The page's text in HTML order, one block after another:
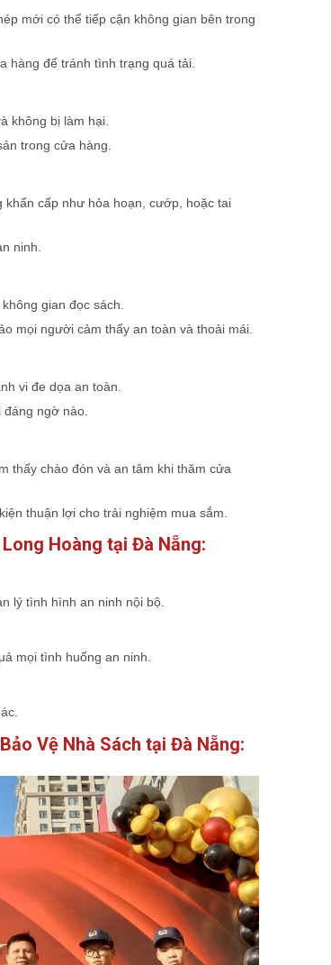
mới có thể tiếp cận không gian bên trong
hàng để tránh tình trạng quá tải.
không bị làm hại.
trong cửa hàng.
khẩn cấp như hỏa hoạn, cướp, hoặc tai
ninh.
gian đọc sách.
mọi người cảm thấy an toàn và thoải mái.
vi đe dọa an toàn.
đáng ngờ nào.
thấy chào đón và an tâm khi thăm cửa
thuận lợi cho trải nghiệm mua sắm.
Hoàng tại Đà Nẵng:
lý tình hình an ninh nội bộ.
mọi tình huống an ninh.
Vệ Nhà Sách tại Đà Nẵng: